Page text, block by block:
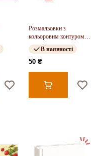
Розмальовки з
кольоровим контуром.
Букви. Розмальовки.
Віршики. Завдання
(Укр)
В наявності
50 ₴